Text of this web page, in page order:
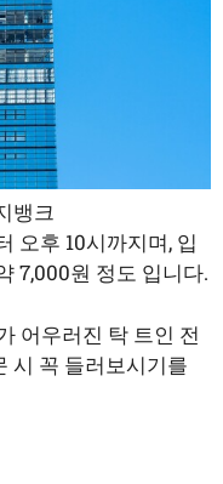
뱅크
오후 10시까지며, 입
7,000원 정도 입니다.
어우러진 탁 트인 전
시 꼭 들러보시기를